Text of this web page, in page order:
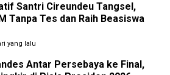
Santri Cireundeu Tangsel,
Tanpa Tes dan Raih Beasiswa
yang lalu
Antar Persebaya ke Final,